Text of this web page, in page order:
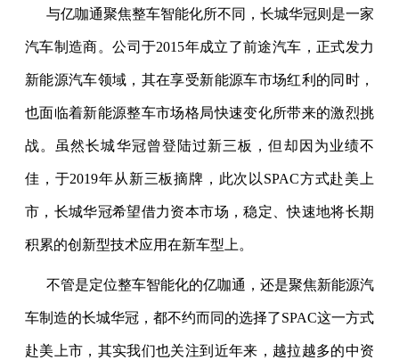
与亿咖通聚焦整车智能化所不同，长城华冠则是一家
汽车制造商。公司于2015年成立了前途汽车，正式发力
新能源汽车领域，其在享受新能源车市场红利的同时，
也面临着新能源整车市场格局快速变化所带来的激烈挑
战。虽然长城华冠曾登陆过新三板，但却因为业绩不
佳，于2019年从新三板摘牌，此次以SPAC方式赴美上
市，长城华冠希望借力资本市场，稳定、快速地将长期
积累的创新型技术应用在新车型上。
不管是定位整车智能化的亿咖通，还是聚焦新能源汽
车制造的长城华冠，都不约而同的选择了SPAC这一方式
赴美上市，其实我们也关注到近年来，越拉越多的中资